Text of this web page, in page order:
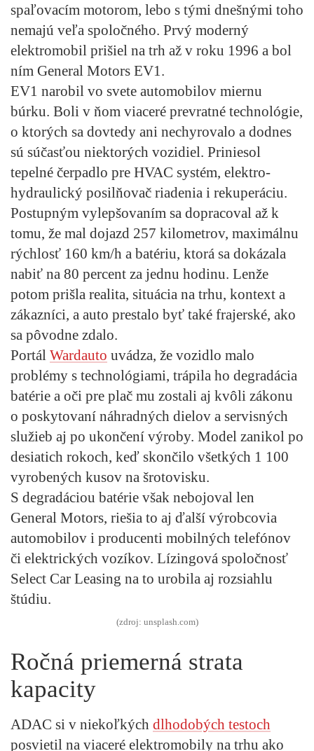
spaľovacím motorom, lebo s tými dnešnými toho
nemajú veľa spoločného. Prvý moderný
elektromobil prišiel na trh až v roku 1996 a bol
ním General Motors EV1.
EV1 narobil vo svete automobilov miernu
búrku. Boli v ňom viaceré prevratné technológie,
o ktorých sa dovtedy ani nechyrovalo a dodnes
sú súčasťou niektorých vozidiel. Priniesol
tepelné čerpadlo pre HVAC systém, elektro-
hydraulický posilňovač riadenia i rekuperáciu.
Postupným vylepšovaním sa dopracoval až k
tomu, že mal dojazd 257 kilometrov, maximálnu
rýchlosť 160 km/h a batériu, ktorá sa dokázala
nabiť na 80 percent za jednu hodinu. Lenže
potom prišla realita, situácia na trhu, kontext a
zákazníci, a auto prestalo byť také frajerské, ako
sa pôvodne zdalo.
Portál Wardauto uvádza, že vozidlo malo
problémy s technológiami, trápila ho degradácia
batérie a oči pre plač mu zostali aj kvôli zákonu
o poskytovaní náhradných dielov a servisných
služieb aj po ukončení výroby. Model zanikol po
desiatich rokoch, keď skončilo všetkých 1 100
vyrobených kusov na šrotovisku.
S degradáciou batérie však nebojoval len
General Motors, riešia to aj ďalší výrobcovia
automobilov i producenti mobilných telefónov
či elektrických vozíkov. Lízingová spoločnosť
Select Car Leasing na to urobila aj rozsiahlu
štúdiu.
(zdroj: unsplash.com)
Ročná priemerná strata
kapacity
ADAC si v niekoľkých dlhodobých testoch
posvietil na viaceré elektromobily na trhu ako